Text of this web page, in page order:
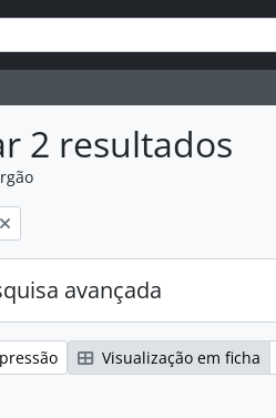
2 resultados
avançada
Visualização em ficha